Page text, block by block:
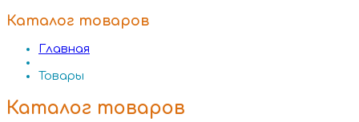
Каталог товаров
Главная
Товары
Каталог товаров